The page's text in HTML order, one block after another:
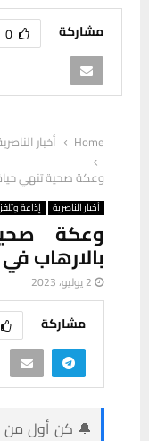
مشاركة 0
Home
أخبار
وعكة صحية تنهي
أخبار الناصرية إذاعة
وعكة
بالارهاب
2 يوليو، 2023
مشاركة
🔔 كن أول من